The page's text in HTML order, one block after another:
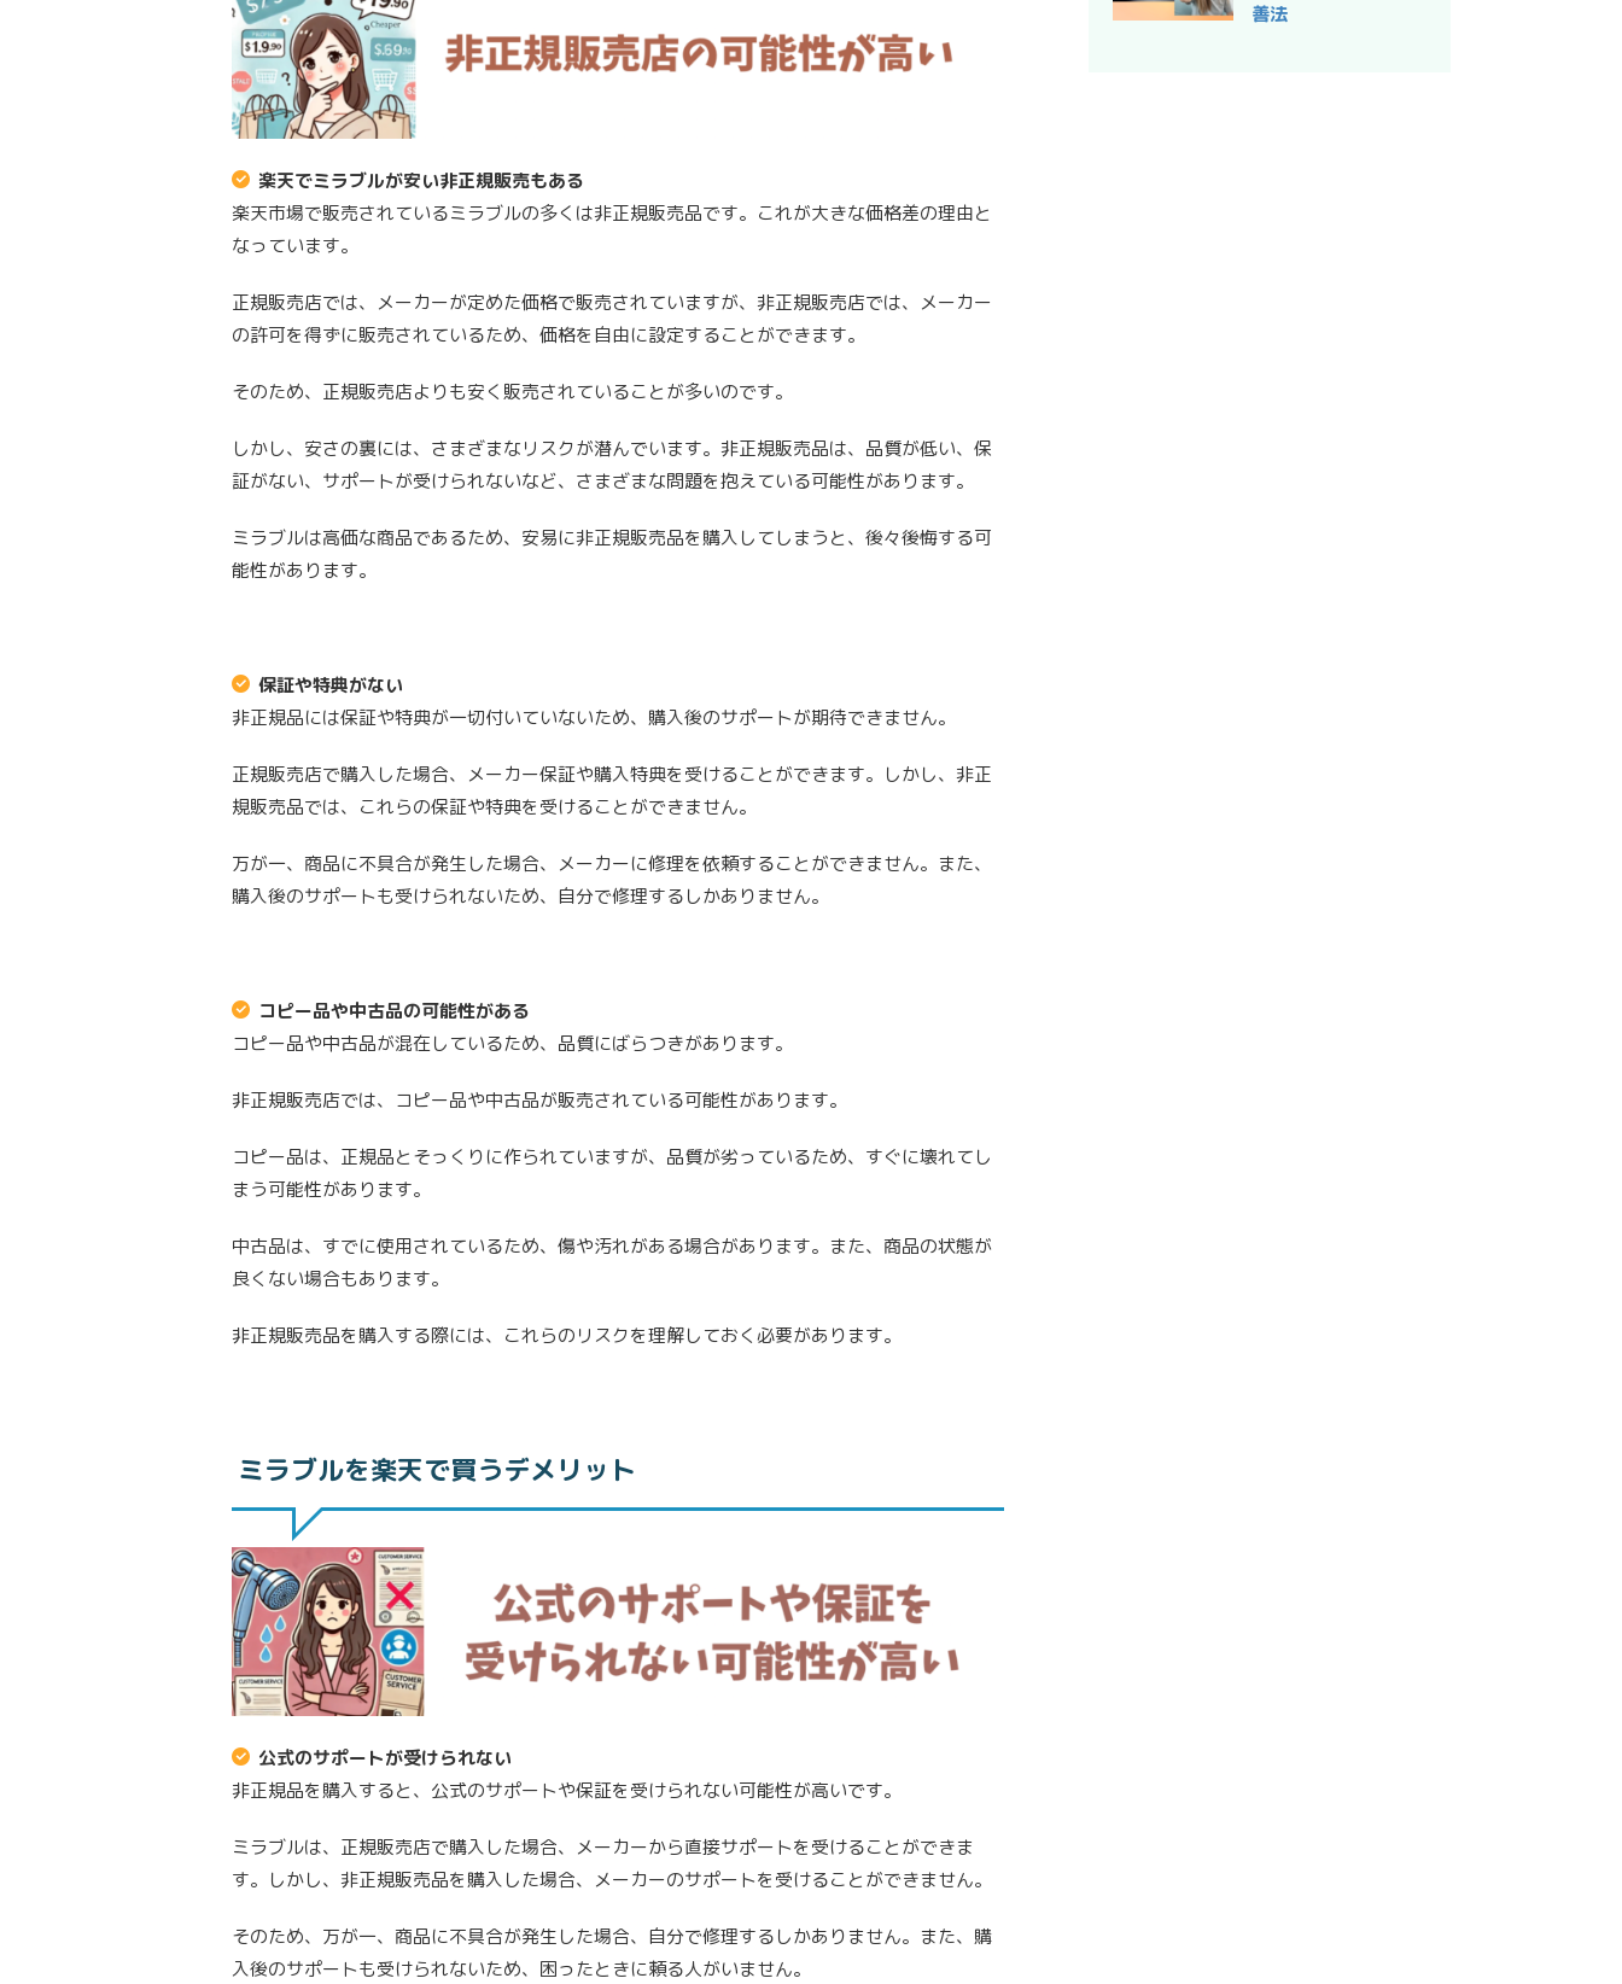
楽天でミラブルが安い非正規販売もある
楽天市場で販売されているミラブルの多くは非正規販売品です。これが大きな価格差の理由と
なっています。
正規販売店では、メーカーが定めた価格で販売されていますが、非正規販売店では、メーカー
の許可を得ずに販売されているため、価格を自由に設定することができます。
そのため、正規販売店よりも安く販売されていることが多いのです。
しかし、安さの裏には、さまざまなリスクが潜んでいます。非正規販売品は、品質が低い、保
証がない、サポートが受けられないなど、さまざまな問題を抱えている可能性があります。
ミラブルは高価な商品であるため、安易に非正規販売品を購入してしまうと、後々後悔する可
能性があります。
保証や特典がない
非正規品には保証や特典が一切付いていないため、購入後のサポートが期待できません。
正規販売店で購入した場合、メーカー保証や購入特典を受けることができます。しかし、非正
規販売品では、これらの保証や特典を受けることができません。
万が一、商品に不具合が発生した場合、メーカーに修理を依頼することができません。また、
購入後のサポートも受けられないため、自分で修理するしかありません。
コピー品や中古品の可能性がある
コピー品や中古品が混在しているため、品質にばらつきがあります。
非正規販売店では、コピー品や中古品が販売されている可能性があります。
コピー品は、正規品とそっくりに作られていますが、品質が劣っているため、すぐに壊れてし
まう可能性があります。
中古品は、すでに使用されているため、傷や汚れがある場合があります。また、商品の状態が
良くない場合もあります。
非正規販売品を購入する際には、これらのリスクを理解しておく必要があります。
ミラブルを楽天で買うデメリット
公式のサポートが受けられない
非正規品を購入すると、公式のサポートや保証を受けられない可能性が高いです。
ミラブルは、正規販売店で購入した場合、メーカーから直接サポートを受けることができま
す。しかし、非正規販売品を購入した場合、メーカーのサポートを受けることができません。
そのため、万が一、商品に不具合が発生した場合、自分で修理するしかありません。また、購
入後のサポートも受けられないため、困ったときに頼る人がいません。
善法